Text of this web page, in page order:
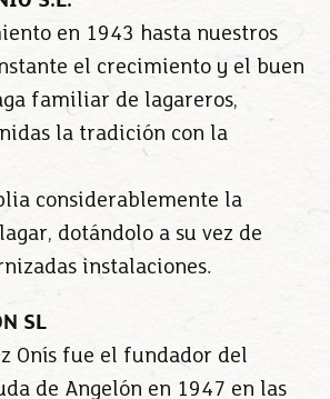
en 1943 hasta nuestros
el crecimiento y el buen
familiar de lagareros,
la tradición con la
considerablemente la
dotándolo a su vez de
instalaciones.
SL
Onís fue el fundador del
de Angelón en 1947 en las